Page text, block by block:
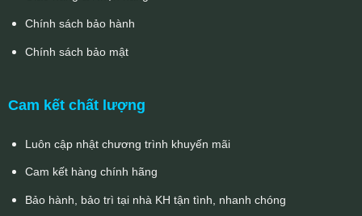
Chính sách bảo hành
Chính sách bảo mật
Cam kết chất lượng
Luôn cập nhật chương trình khuyến mãi
Cam kết hàng chính hãng
Bảo hành, bảo trì tại nhà KH tận tình, nhanh chóng